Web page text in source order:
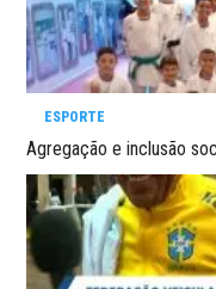
ESPORTE
Agregação e inclusão